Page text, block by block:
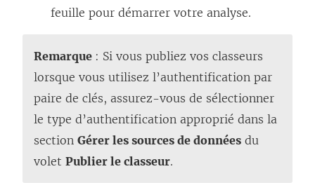
feuille pour démarrer votre analyse.
Remarque : Si vous publiez vos classeurs
lorsque vous utilisez l’authentification par
paire de clés, assurez-vous de sélectionner
le type d’authentification approprié dans la
section Gérer les sources de données du
volet Publier le classeur.